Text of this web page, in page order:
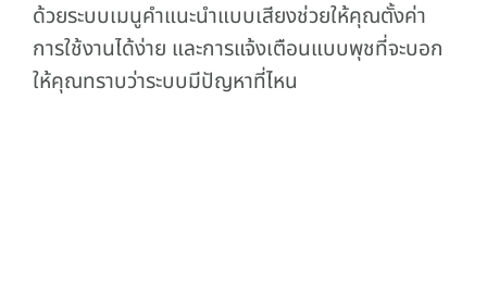
ด้วยระบบเมนูคำแนะนำแบบเสียงช่วยให้คุณตั้งค่า
การใช้งานได้ง่าย และการแจ้งเตือนแบบพุชที่จะบอก
ให้คุณทราบว่าระบบมีปัญหาที่ไหน